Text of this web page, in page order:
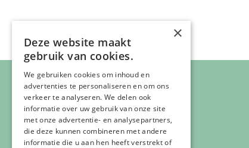
×
Deze website maakt
gebruik van cookies.
We gebruiken cookies om inhoud en
advertenties te personaliseren en om ons
verkeer te analyseren. We delen ook
informatie over uw gebruik van onze site
met onze advertentie- en analysepartners,
die deze kunnen combineren met andere
informatie die u aan hen heeft verstrekt of